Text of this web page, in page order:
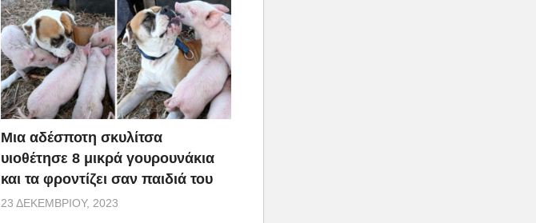
Μια αδέσποτη σκυλίτσα
υιοθέτησε 8 μικρά γουρουνάκια
και τα φροντίζει σαν παιδιά του
23 ΔΕΚΕΜΒΡΊΟΥ, 2023